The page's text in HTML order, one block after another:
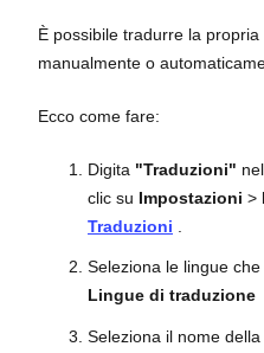
È possibile tradurre la
manualmente o
Ecco come fare:
Digita "Traduzioni"
clic su Impostazioni >
Traduzioni
Seleziona le lingue
Lingue di traduzione
Seleziona il nome